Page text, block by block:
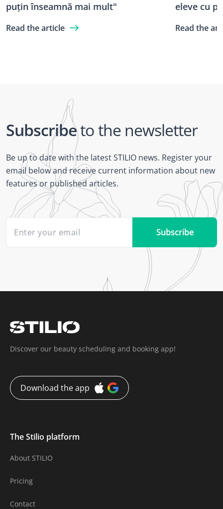
puțin înseamnă mai mult"
Read the article
eleve cu
Victoriei
Read the
Subscribeto the newsletter
Be up to date with the latest STILIO news. Register your
email below and receive current information about new
features or published articles.
Subscribe
Discover our beauty scheduling and booking app!
Download the app
The Stilio platform
About STILIO
Pricing
Contact